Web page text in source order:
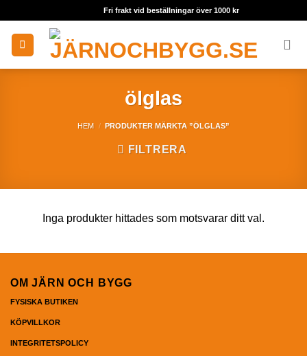
to
content
Fri frakt vid beställningar över 1000 kr
ölglas
HEM / PRODUKTER MÄRKTA ”ÖLGLAS”
FILTRERA
Inga produkter hittades som motsvarar ditt val.
OM JÄRN OCH BYGG
FYSISKA BUTIKEN
KÖPVILLKOR
INTEGRITETSPOLICY